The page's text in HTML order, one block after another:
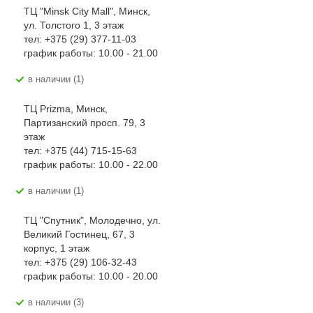
ТЦ "Minsk City Mall", Минск,
ул. Толстого 1, 3 этаж
тел: +375 (29) 377-11-03
график работы: 10.00 - 21.00
В наличии (1)
ТЦ Prizma, Минск,
Партизанский просп. 79, 3
этаж
тел: +375 (44) 715-15-63
график работы: 10.00 - 22.00
В наличии (1)
ТЦ "Спутник", Молодечно, ул.
Великий Гостинец, 67, 3
корпус, 1 этаж
тел: +375 (29) 106-32-43
график работы: 10.00 - 20.00
В наличии (3)